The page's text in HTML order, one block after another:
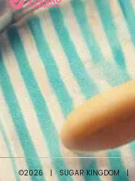
©2026 | SUGAR KINGDOM |